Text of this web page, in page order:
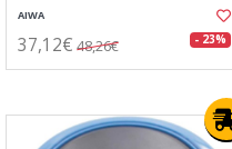
AIWA
37,12€ 48,26€ - 23%